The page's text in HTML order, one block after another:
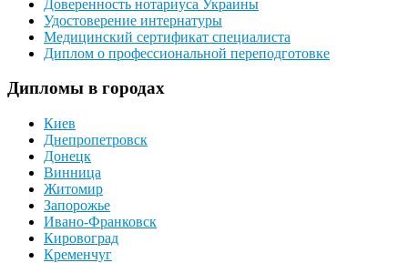
Доверенность нотариуса Украины
Удостоверение интернатуры
Медицинский сертификат специалиста
Диплом о профессиональной переподготовке
Дипломы в городах
Киев
Днепропетровск
Донецк
Винница
Житомир
Запорожье
Ивано-Франковск
Кировоград
Кременчуг